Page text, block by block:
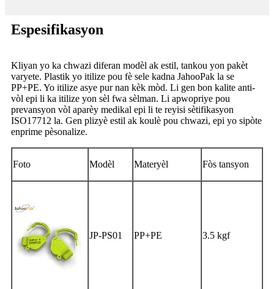
Espesifikasyon
Kliyan yo ka chwazi diferan modèl ak estil, tankou yon pakèt
varyete. Plastik yo itilize pou fè sele kadna JahooPak la se
PP+PE. Yo itilize asye pur nan kèk mòd. Li gen bon kalite anti-
vòl epi li ka itilize yon sèl fwa sèlman. Li apwopriye pou
prevansyon vòl aparèy medikal epi li te reyisi sètifikasyon
ISO17712 la. Gen plizyè estil ak koulè pou chwazi, epi yo sipòte
enprime pèsonalize.
Foto Modèl Materyèl Fòs tansyon
JP-PS01 PP+PE 3.5 kgf